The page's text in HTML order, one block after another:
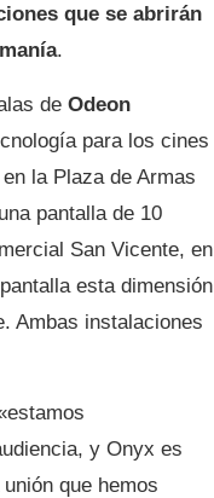
que se abrirán
.
de Odeon
para los cines
la Plaza de Armas
pantalla de 10
San Vicente, en
esta dimensión
Ambas instalaciones
y Onyx es
que hemos